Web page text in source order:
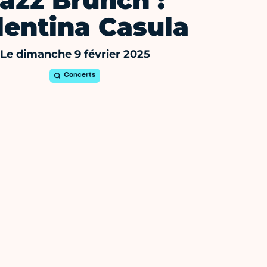
Casula
Le dimanche 9 février 2025
Concerts